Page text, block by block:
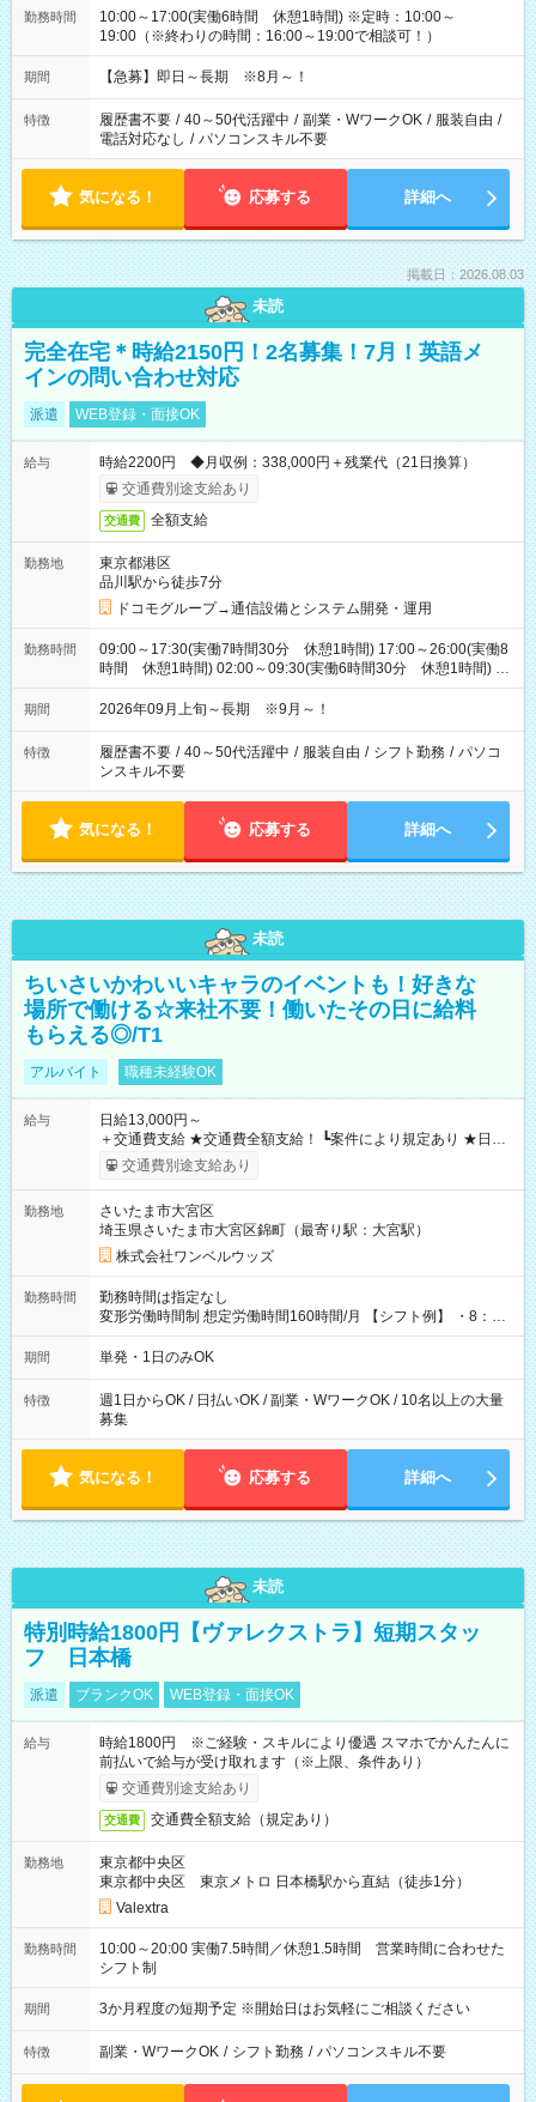
勤務時間
10:00～17:00(実働6時間 休憩1時間) ※定時：10:00～
19:00（※終わりの時間：16:00～19:00で相談可！）
期間 【急募】即日～長期 ※8月～！
特徴 履歴書不要 / 40～50代活躍中 / 副業・WワークOK / 服装自由 /
電話対応なし / パソコンスキル不要
気になる！ 応募する 詳細へ
掲載日：2026.08.03
未読
完全在宅＊時給2150円！2名募集！7月！英語メ
インの問い合わせ対応
派遣 WEB登録・面接OK
給与
時給2200円 ◆月収例：338,000円＋残業代（21日換算）
交通費別途支給あり
交通費 全額支給
勤務地
東京都港区
品川駅から徒歩7分
ドコモグループ→通信設備とシステム開発・運用
勤務時間
09:00～17:30(実働7時間30分 休憩1時間) 17:00～26:00(実働8
時間 休憩1時間) 02:00～09:30(実働6時間30分 休憩1時間) ※
日勤は就業時間1/夜勤は就業時間2.3を連続で行って頂きます
期間 2026年09月上旬～長期 ※9月～！
特徴 履歴書不要 / 40～50代活躍中 / 服装自由 / シフト勤務 / パソコ
ンスキル不要
気になる！ 応募する 詳細へ
未読
ちいさいかわいいキャラのイベントも！好きな
場所で働ける☆来社不要！働いたその日に給料
もらえる◎/T1
アルバイト 職種未経験OK
給与
日給13,000円～
＋交通費支給 ★交通費全額支給！ ┗案件により規定あり ★日払
いOK！（規定あり） ┗働いたその日に現金GET♪ お仕事後はコ
ンビニATMから 日払い分を引き落とせます！ 【試用期間】試
交通費別途支給あり
勤務地
さいたま市大宮区
埼玉県さいたま市大宮区錦町（最寄り駅：大宮駅）
株式会社ワンベルウッズ
勤務時間
勤務時間は指定なし
変形労働時間制 想定労働時間160時間/月 【シフト例】 ・8：00
～21：00
期間 単発・1日のみOK
特徴
週1日からOK / 日払いOK / 副業・WワークOK / 10名以上の大量
募集
気になる！ 応募する 詳細へ
未読
特別時給1800円【ヴァレクストラ】短期スタッ
フ 日本橋
派遣 ブランクOK WEB登録・面接OK
給与
時給1800円 ※ご経験・スキルにより優遇 スマホでかんたんに
前払いで給与が受け取れます（※上限、条件あり）
交通費別途支給あり
交通費 交通費全額支給（規定あり）
勤務地
東京都中央区
東京都中央区 東京メトロ 日本橋駅から直結（徒歩1分）
Valextra
勤務時間
10:00～20:00 実働7.5時間／休憩1.5時間 営業時間に合わせた
シフト制
期間 3か月程度の短期予定 ※開始日はお気軽にご相談ください
特徴 副業・WワークOK / シフト勤務 / パソコンスキル不要